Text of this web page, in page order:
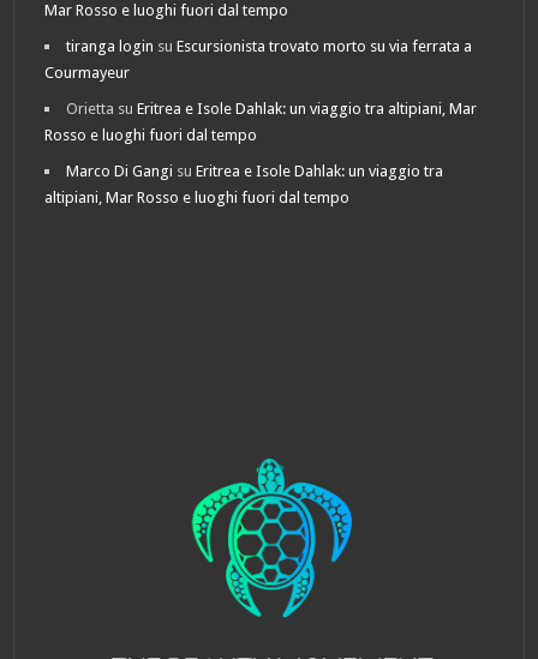
Mar Rosso e luoghi fuori dal tempo
tiranga login suEscursionista trovato morto su via ferrata a
Courmayeur
Orietta suEritrea e Isole Dahlak: un viaggio tra altipiani, Mar
Rosso e luoghi fuori dal tempo
Marco Di Gangi suEritrea e Isole Dahlak: un viaggio tra
altipiani, Mar Rosso e luoghi fuori dal tempo